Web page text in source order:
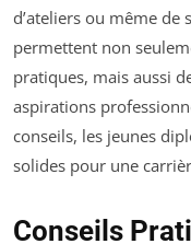
d’ateliers ou même de
permettent non
pratiques, mais aussi
aspirations
conseils, les jeunes
solides pour une
Conseils